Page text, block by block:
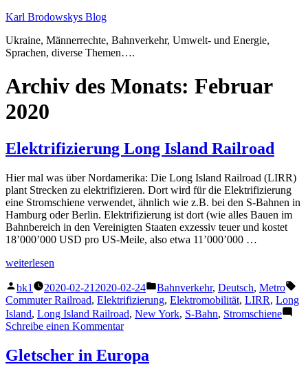
Zum
springen
Karl Brodowskys Blog
Ukraine, Männerrechte, Bahnverkehr, Umwelt- und Energie,
Sprachen, diverse Themen….
Archiv des Monats: Februar
2020
Elektrifizierung Long Island Railroad
Hier mal was über Nordamerika: Die Long Island Railroad (LIRR)
plant Strecken zu elektrifizieren. Dort wird für die Elektrifizierung
eine Stromschiene verwendet, ähnlich wie z.B. bei den S-Bahnen in
Hamburg oder Berlin. Elektrifizierung ist dort (wie alles Bauen im
Bahnbereich in den Vereinigten Staaten exzessiv teuer und kostet
18’000’000 USD pro US-Meile, also etwa 11’000’000 …
„Elektrifizierung
Island
Railroad“
weiterlesen
Veröffentlicht
von
bk1 2020-02-21 2020-02-24
Veröffentlicht
unter
Bahnverkehr, Deutsch, Metro
Commuter Railroad, Elektrifizierung, Elektromobilität, LIRR, Long
Island, Long Island Railroad, New York, S-Bahn, Stromschiene
Schreibe einen Kommentarzu
Island
Gletscher in Europa